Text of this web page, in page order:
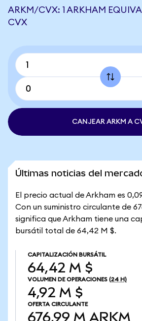
ARKM/CVX: 1 ARKHAM
CVX
CANJEAR ARKM A
Últimas noticias del
El precio actual de Arkham es
Con un suministro circulante de
significa que Arkham tiene una
bursátil total de 64,42 M $.
CAPITALIZACIÓN BURSÁTIL
64,42 M $
VOLUMEN DE OPERACIONES (24 H)
4,92 M $
OFERTA CIRCULANTE
676,99 M ARKM